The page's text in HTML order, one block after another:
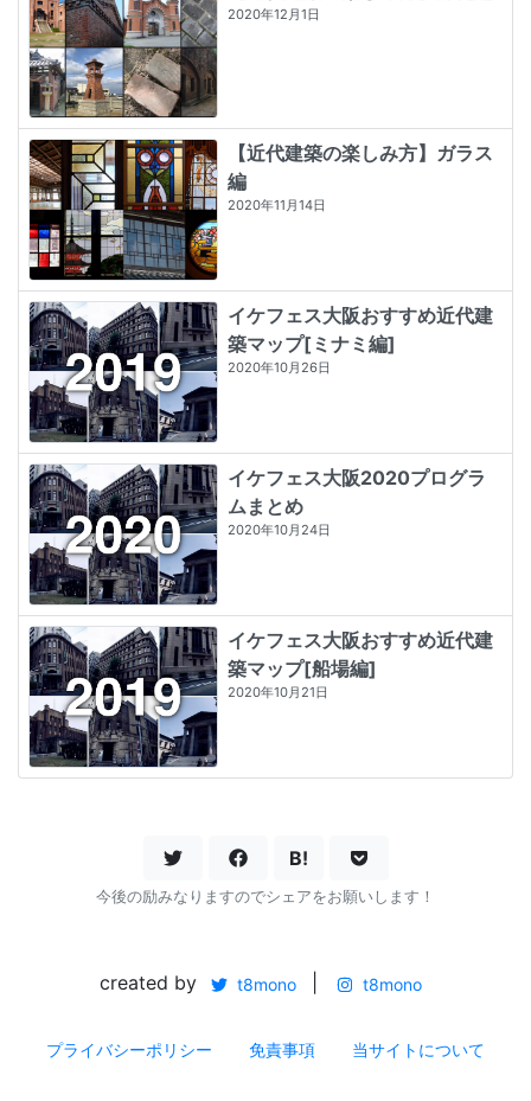
2020年12月1日
【近代建築の楽しみ方】ガラス
編
2020年11月14日
イケフェス大阪おすすめ近代建
築マップ[ミナミ編]
2020年10月26日
イケフェス大阪2020プログラ
ムまとめ
2020年10月24日
イケフェス大阪おすすめ近代建
築マップ[船場編]
2020年10月21日
B!
今後の励みなりますのでシェアをお願いします！
created by t8mono t8mono
プライバシーポリシー 免責事項 当サイトについて